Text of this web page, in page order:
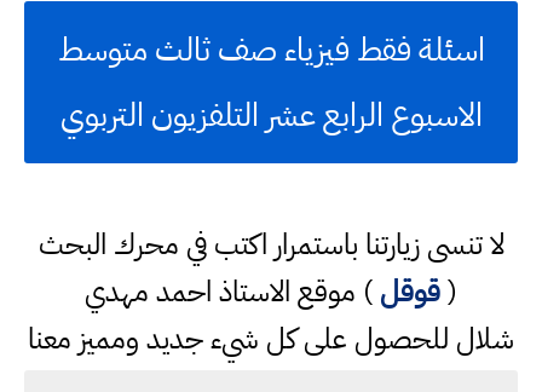
اسئلة فقط فيزياء صف ثالث متوسط
الاسبوع الرابع عشر التلفزيون التربوي
لا تنسى زيارتنا باستمرار اكتب في محرك البحث
(قوقل) موقع الاستاذ احمد مهدي
شلال للحصول على كل شيء جديد ومميز معنا